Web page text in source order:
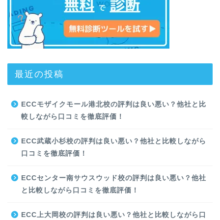
最近の投稿
ECCモザイクモール港北校の評判は良い悪い？他社と比
較しながら口コミを徹底評価！
ECC武蔵小杉校の評判は良い悪い？他社と比較しながら
口コミを徹底評価！
ECCセンター南サウスウッド校の評判は良い悪い？他社
と比較しながら口コミを徹底評価！
ECC上大岡校の評判は良い悪い？他社と比較しながら口